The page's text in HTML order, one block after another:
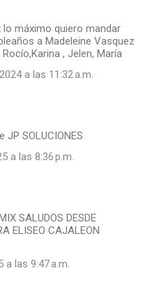
máximo quiero mandar
a Madeleine Vasquez
, Jelen, María
a las 11:32 a.m.
JP SOLUCIONES
a las 8:36 p.m.
SALUDOS DESDE
ELISEO CAJALEON
a las 9:47 a.m.